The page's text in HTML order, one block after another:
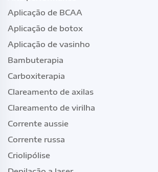
Aplicação de BCAA
Aplicação de botox
Aplicação de vasinho
Bambuterapia
Carboxiterapia
Clareamento de axilas
Clareamento de virilha
Corrente aussie
Corrente russa
Criolipólise